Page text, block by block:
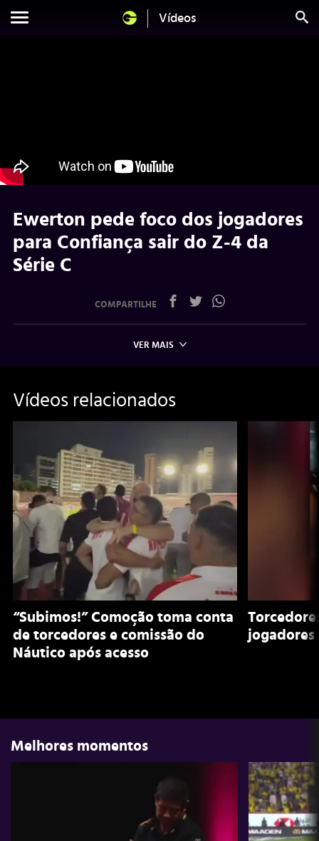
Vídeos
Ewerton pede foco dos jogadores
para Confiança sair do Z-4 da
Série C
COMPARTILHE
VER MAIS
Vídeos relacionados
“Subimos!” Comoção toma conta
de torcedores e comissão do
Náutico após acesso
Melhores momentos